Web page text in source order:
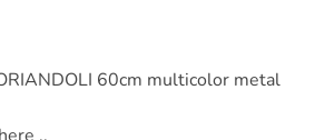
60cm multicolor metal